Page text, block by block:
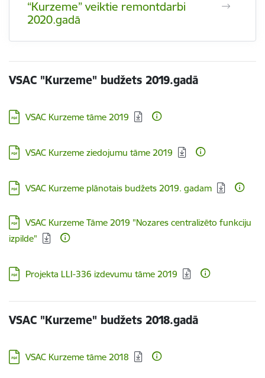
“Kurzeme” veiktie remontdarbi
2020.gadā
VSAC "Kurzeme" budžets 2019.gadā
Lejupielādēt:
VSAC Kurzeme tāme 2019
Lejupielādēt:
VSAC Kurzeme ziedojumu tāme 2019
Lejupielādēt:
VSAC Kurzeme plānotais budžets 2019. gadam
Lejupielādēt:
VSAC Kurzeme Tāme 2019 "Nozares centralizēto funkciju
izpilde"
Lejupielādēt:
Projekta LLI-336 izdevumu tāme 2019
VSAC "Kurzeme" budžets 2018.gadā
Lejupielādēt:
VSAC Kurzeme tāme 2018